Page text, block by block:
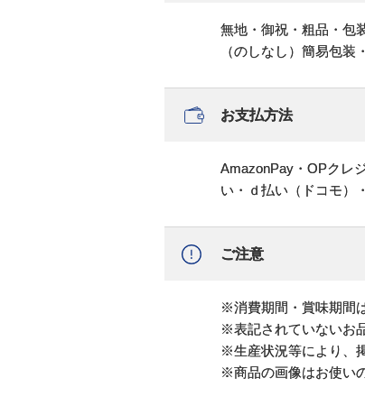
無地・御祝・粗品・包
（のしなし）簡易包
お支払方法
AmazonPay・OPクレ
い・ｄ払い（ドコモ）
ご注意
※消費期間・賞味期間
※表記されていないお
※生産状況等により、
※商品の画像はお使い